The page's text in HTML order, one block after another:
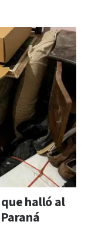
halló al